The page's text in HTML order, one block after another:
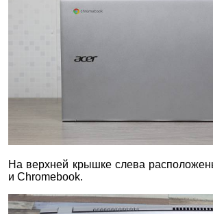
На верхней крышке слева
и Chromebook.